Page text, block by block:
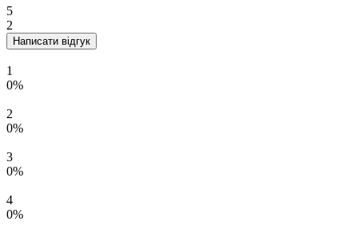
5
2
Написати відгук
1
0%
2
0%
3
0%
4
0%